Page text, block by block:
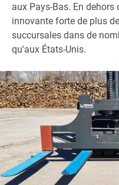
Carrière chez KAUP
Recherche de
Capacité
aux Pays-Bas. En dehors
innovante forte de plus
succursales dans de
qu'aux États-Unis.